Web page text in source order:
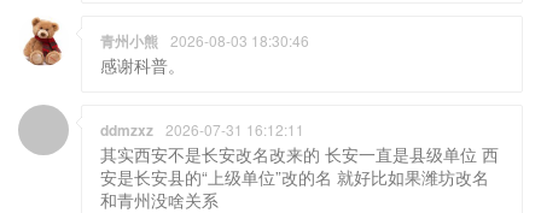
青州小熊 2026-08-03 18:30:46
感谢科普。
ddmzxz 2026-07-31 16:12:11
其实西安不是长安改名改来的 长安一直是县级单位 西
安是长安县的“上级单位”改的名 就好比如果潍坊改名
和青州没啥关系